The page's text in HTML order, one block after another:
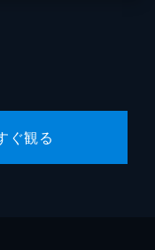
ぐ観る